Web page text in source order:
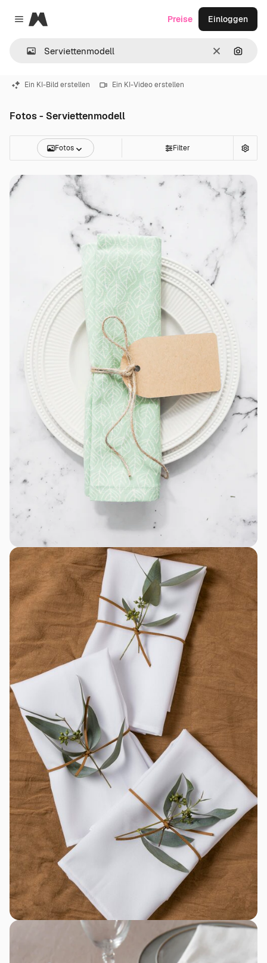
Close menu
Magnific
LöschenNach
Preise Einloggen
Ein KI-Bild erstellen Ein KI-Video erstellen
Fotos - Serviettenmodell
Fotos Filter